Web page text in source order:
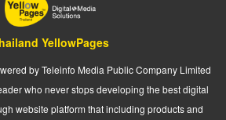
YellowPages
by Teleinfo Media Public Company Limited
who never stops developing the best digital
website platform that including products and